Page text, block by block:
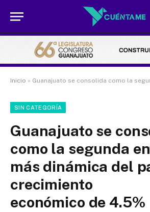
Inicio » Guanajuato se consolida como la segunda entidad más dinámica del
SIN CATEGORÍA
Guanajuato se
como la segunda
más dinámica del
crecimiento
económico de 4.5%